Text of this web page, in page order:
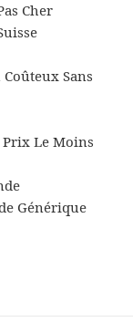
Cher
Sans
Le Moins
Générique